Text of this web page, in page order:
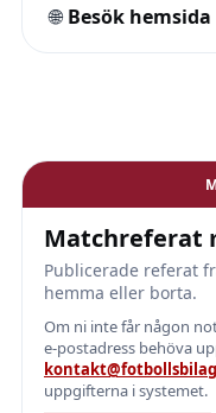
🌐 Besök hemsida
Matchreferat
Publicerade referat
hemma eller borta.
Om ni inte får någon
e-postadress behöva
uppgifterna i systemet.